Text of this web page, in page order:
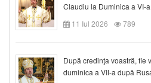
Claudiu la Duminica a VI-
11 Iul 2026
789
După credinţa voastră, fie
duminica a VII-a după